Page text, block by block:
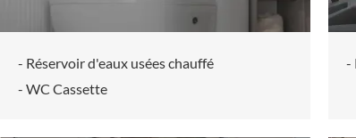
- Réservoir d'eaux usées chauffé
- WC Cassette
-